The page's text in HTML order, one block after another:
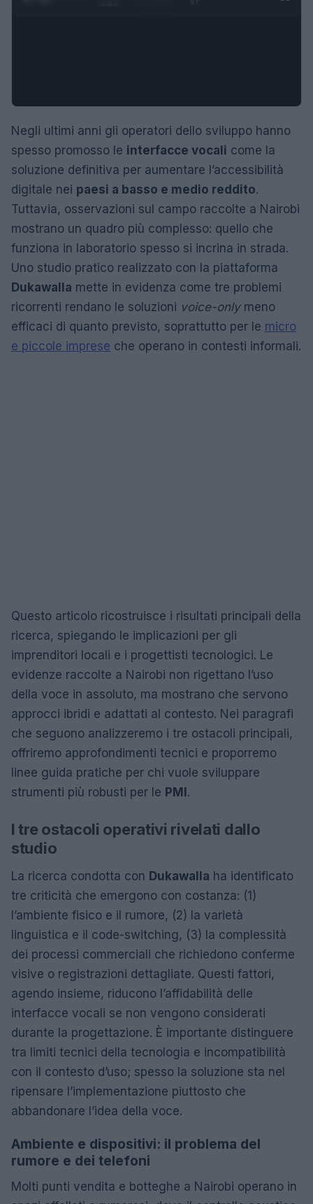
Negli ultimi anni gli operatori dello sviluppo hanno
spesso promosso le interfacce vocali come la
soluzione definitiva per aumentare l’accessibilità
digitale nei paesi a basso e medio reddito.
Tuttavia, osservazioni sul campo raccolte a Nairobi
mostrano un quadro più complesso: quello che
funziona in laboratorio spesso si incrina in strada.
Uno studio pratico realizzato con la piattaforma
Dukawalla mette in evidenza come tre problemi
ricorrenti rendano le soluzioni voice-onlymeno
efficaci di quanto previsto, soprattutto per le micro
e piccole imprese che operano in contesti informali.
Questo articolo ricostruisce i risultati principali della
ricerca, spiegando le implicazioni per gli
imprenditori locali e i progettisti tecnologici. Le
evidenze raccolte a Nairobi non rigettano l’uso
della voce in assoluto, ma mostrano che servono
approcci ibridi e adattati al contesto. Nei paragrafi
che seguono analizzeremo i tre ostacoli principali,
offriremo approfondimenti tecnici e proporremo
linee guida pratiche per chi vuole sviluppare
strumenti più robusti per le PMI .
I tre ostacoli operativi rivelati dallo
studio
La ricerca condotta con Dukawalla ha identificato
tre criticità che emergono con costanza: (1)
l’ambiente fisico e il rumore, (2) la varietà
linguistica e il code-switching, (3) la complessità
dei processi commerciali che richiedono conferme
visive o registrazioni dettagliate. Questi fattori,
agendo insieme, riducono l’affidabilità delle
interfacce vocali se non vengono considerati
durante la progettazione. È importante distinguere
tra limiti tecnici della tecnologia e incompatibilità
con il contesto d’uso; spesso la soluzione sta nel
ripensare l’implementazione piuttosto che
abbandonare l’idea della voce.
Ambiente e dispositivi: il problema del
rumore e dei telefoni
Molti punti vendita e botteghe a Nairobi operano in